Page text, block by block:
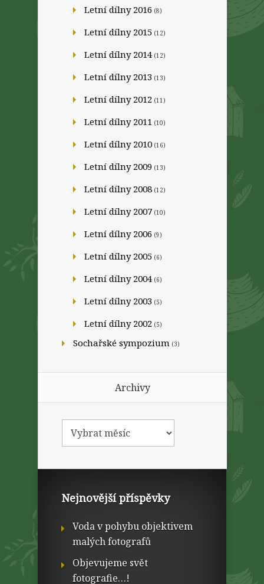
Letní dílny 2016 (8)
Letní dílny 2015 (12)
Letní dílny 2014 (12)
Letní dílny 2013 (13)
Letní dílny 2012 (11)
Letní dílny 2011 (10)
Letní dílny 2010 (16)
Letní dílny 2009 (13)
Letní dílny 2008 (12)
Letní dílny 2007 (10)
Letní dílny 2006 (9)
Letní dílny 2005 (6)
Letní dílny 2004 (6)
Letní dílny 2003 (5)
Letní dílny 2002 (5)
Sochařské sympozium (3)
Archivy
Nejnovější příspěvky
Voda v pohybu objektivem
malých fotografů
Objevujeme svět
fotografie…!